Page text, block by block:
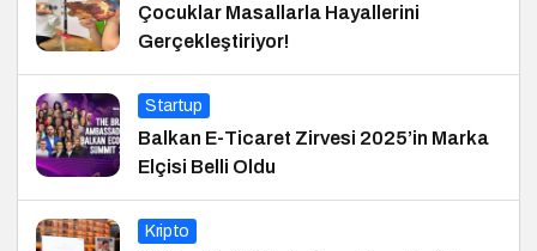
Çocuklar Masallarla Hayallerini
Gerçekleştiriyor!
Startup
Balkan E-Ticaret Zirvesi 2025’in Marka
Elçisi Belli Oldu
Kripto